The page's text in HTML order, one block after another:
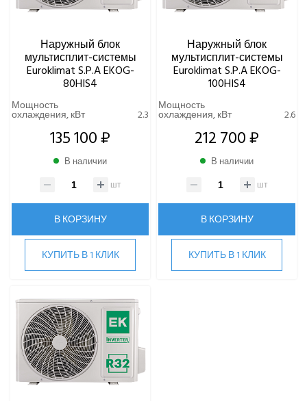
Наружный блок
мультисплит-системы
Euroklimat S.P.A EKOG-
80HIS4
Мощность
охлаждения, кВт 2.3
135 100 ₽
В наличии
шт
В КОРЗИНУ
КУПИТЬ В 1 КЛИК
Наружный блок
мультисплит-системы
Euroklimat S.P.A EKOG-
100HIS4
Мощность
охлаждения, кВт 2.6
212 700 ₽
В наличии
шт
В КОРЗИНУ
КУПИТЬ В 1 КЛИК